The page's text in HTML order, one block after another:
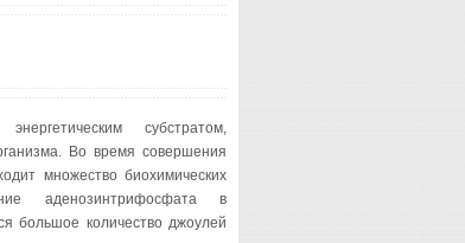
субстратом,
Во время совершения
множество биохимических
аденозинтрифосфата в
большое количество джоулей